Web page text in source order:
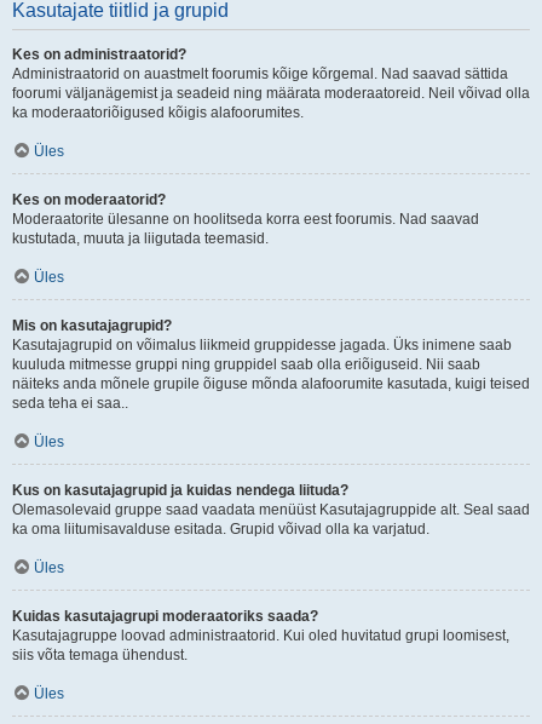
Kasutajate tiitlid ja grupid
Kes on administraatorid?
Administraatorid on auastmelt foorumis kõige kõrgemal. Nad saavad sättida
foorumi väljanägemist ja seadeid ning määrata moderaatoreid. Neil võivad olla
ka moderaatoriõigused kõigis alafoorumites.
Üles
Kes on moderaatorid?
Moderaatorite ülesanne on hoolitseda korra eest foorumis. Nad saavad
kustutada, muuta ja liigutada teemasid.
Üles
Mis on kasutajagrupid?
Kasutajagrupid on võimalus liikmeid gruppidesse jagada. Üks inimene saab
kuuluda mitmesse gruppi ning gruppidel saab olla eriõiguseid. Nii saab
näiteks anda mõnele grupile õiguse mõnda alafoorumite kasutada, kuigi teised
seda teha ei saa..
Üles
Kus on kasutajagrupid ja kuidas nendega liituda?
Olemasolevaid gruppe saad vaadata menüüst Kasutajagruppide alt. Seal saad
ka oma liitumisavalduse esitada. Grupid võivad olla ka varjatud.
Üles
Kuidas kasutajagrupi moderaatoriks saada?
Kasutajagruppe loovad administraatorid. Kui oled huvitatud grupi loomisest,
siis võta temaga ühendust.
Üles